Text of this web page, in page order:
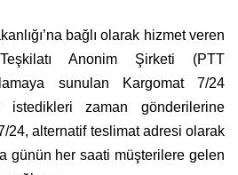
bağlı olarak hizmet veren
Anonim Şirketi (PTT
sunulan Kargomat 7/24
istedikleri zaman gönderilerine
24, alternatif teslimat adresi olarak
günün her saati müşterilere gelen